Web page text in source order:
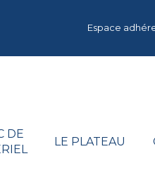
Espace
DE
LE PLATEAU